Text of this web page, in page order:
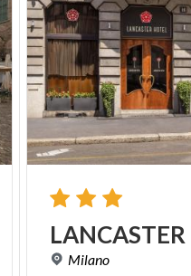
LANCASTER
Milano